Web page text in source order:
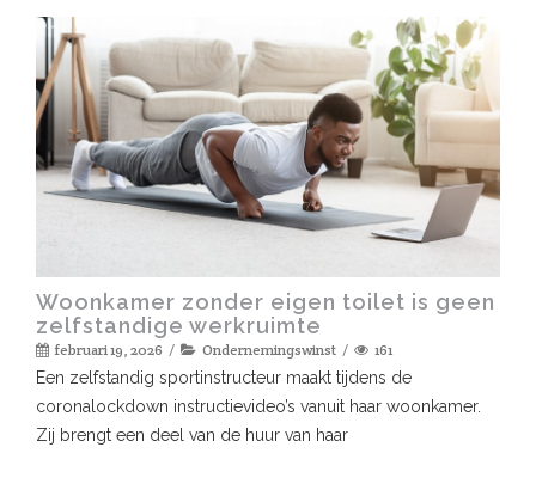
Woonkamer zonder eigen toilet is geen
zelfstandige werkruimte
februari 19, 2026 Ondernemingswinst 161
Een zelfstandig sportinstructeur maakt tijdens de
coronalockdown instructievideo’s vanuit haar woonkamer.
Zij brengt een deel van de huur van haar